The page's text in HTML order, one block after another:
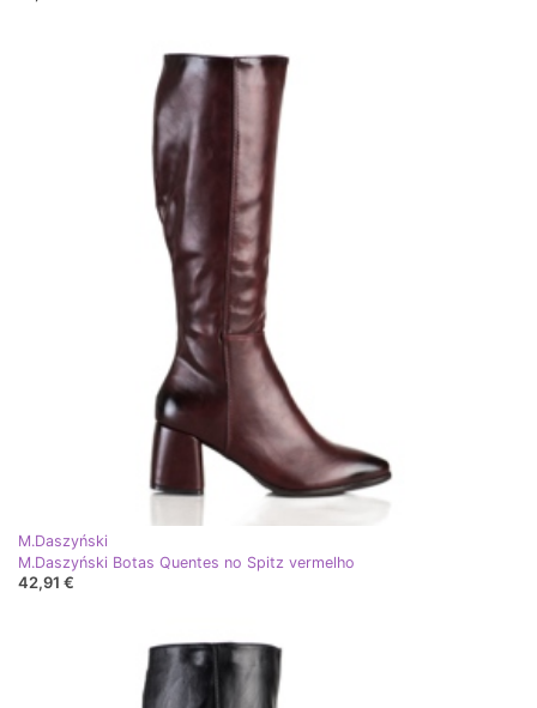
M.Daszyński
M.Daszyński Botas Quentes no Spitz vermelho
42,91 €